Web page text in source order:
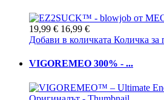
19,99 € 16,99 €
Добави в количката Количка за
VIGOREMEO 300% - ...